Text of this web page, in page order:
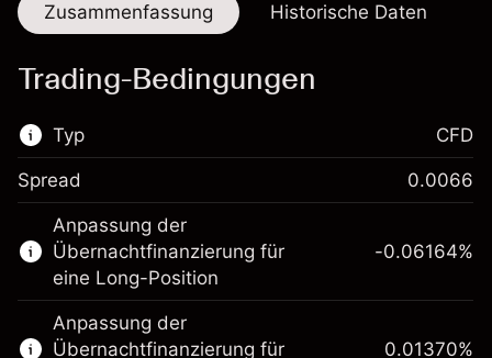
Zusammenfassung Historische Daten
Trading-Bedingungen
Typ
Dieser Finanzmarkt steht für das CFD-
Trading zur Verfügung.
Erfahren Sie mehr über:
CFDs
CFD
Spread 0.0066
Anpassung der
Übernachtfinanzierung für
eine Long-Position
-0.06164%
Anpassung der
Übernachtfinanzierung für
0.01370%